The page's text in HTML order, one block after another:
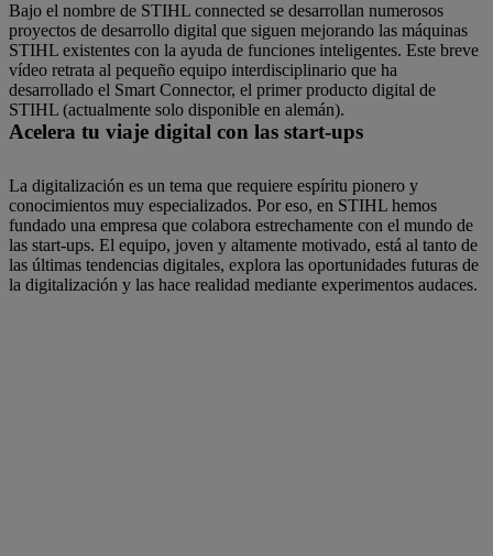
Bajo el nombre de STIHL connected se desarrollan numerosos
proyectos de desarrollo digital que siguen mejorando las máquinas
STIHL existentes con la ayuda de funciones inteligentes. Este breve
vídeo retrata al pequeño equipo interdisciplinario que ha
desarrollado el Smart Connector, el primer producto digital de
STIHL (actualmente solo disponible en alemán).
Acelera tu viaje digital con las start-ups
La digitalización es un tema que requiere espíritu pionero y
conocimientos muy especializados. Por eso, en STIHL hemos
fundado una empresa que colabora estrechamente con el mundo de
las start-ups. El equipo, joven y altamente motivado, está al tanto de
las últimas tendencias digitales, explora las oportunidades futuras de
la digitalización y las hace realidad mediante experimentos audaces.